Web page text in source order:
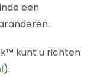
een
kunt u richten
).